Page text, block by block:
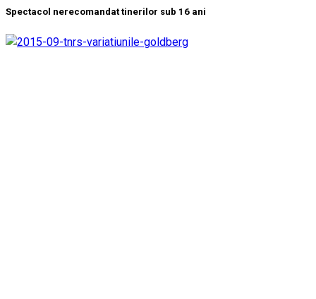
Spectacol nerecomandat tinerilor sub 16 ani